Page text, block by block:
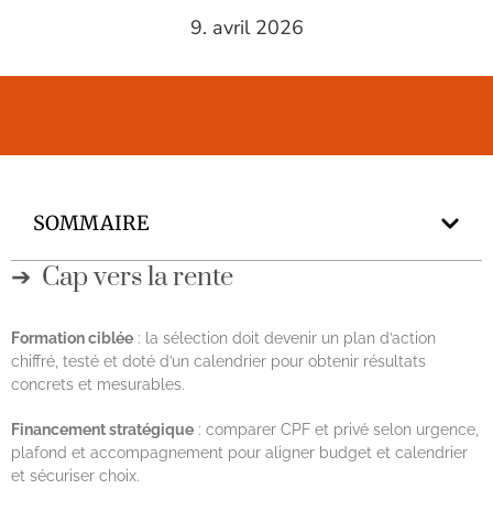
9. avril 2026
SOMMAIRE
Cap vers la rente
Formation ciblée : la sélection doit devenir un plan d’action
chiffré, testé et doté d’un calendrier pour obtenir résultats
concrets et mesurables.
Financement stratégique : comparer CPF et privé selon urgence,
plafond et accompagnement pour aligner budget et calendrier
et sécuriser choix.